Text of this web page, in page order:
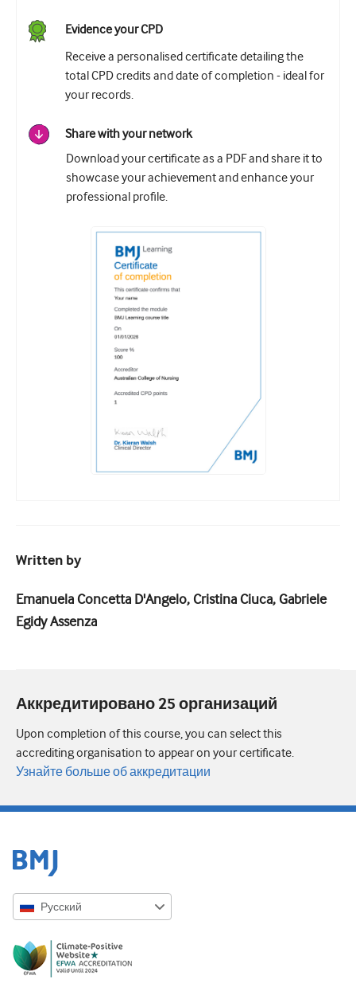
Evidence your CPD
Receive a personalised certificate detailing the
total CPD credits and date of completion - ideal for
your records.
Share with your network
Download your certificate as a PDF and share it to
showcase your achievement and enhance your
professional profile.
Written by
Emanuela Concetta D'Angelo, Cristina Ciuca, Gabriele
Egidy Assenza
Аккредитировано 25 организаций
Upon completion of this course, you can select this
accrediting organisation to appear on your certificate.
Узнайте больше об аккредитации
Русский
Русский